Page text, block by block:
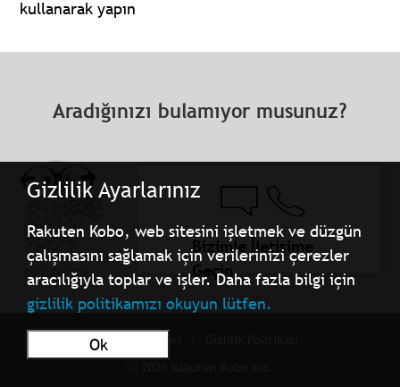
Gizlilik Ayarlarınız
Rakuten Kobo, web sitesini işletmek ve düzgün
çalışmasını sağlamak için verilerinizi çerezler
aracılığıyla toplar ve işler. Daha fazla bilgi için
gizlilik politikamızı okuyun lütfen.
Ok
kullanarak yapın
Aradığınızı bulamıyor musunuz?
Bizimle İletişime
Geçin
Kullanım Şartları